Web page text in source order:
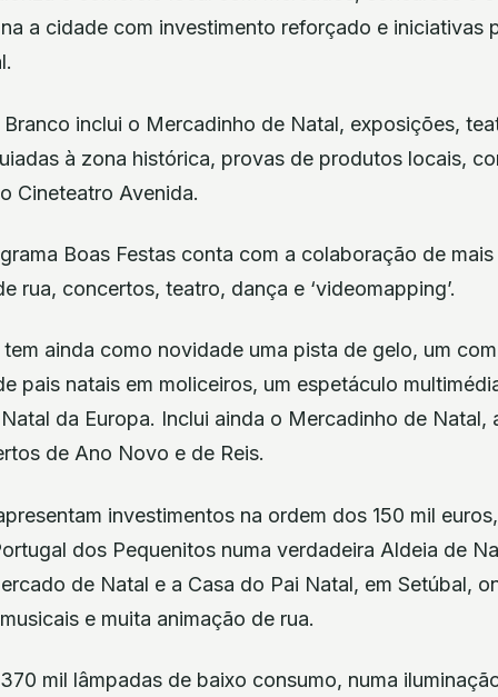
a cidade com investimento reforçado e iniciativas
inclui o Mercadinho de Natal, exposições,
à zona histórica, provas de produtos locais,
Cineteatro Avenida.
Boas Festas conta com a colaboração de
rua, concertos, teatro, dança e ‘videomapping’.
ainda como novidade uma pista de gelo, um
pais natais em moliceiros, um espetáculo
da Europa. Inclui ainda o Mercadinho de Natal,
de Ano Novo e de Reis.
investimentos na ordem dos 150 mil
dos Pequenitos numa verdadeira Aldeia de
de Natal e a Casa do Pai Natal, em Setúbal,
e muita animação de rua.
mil lâmpadas de baixo consumo, numa